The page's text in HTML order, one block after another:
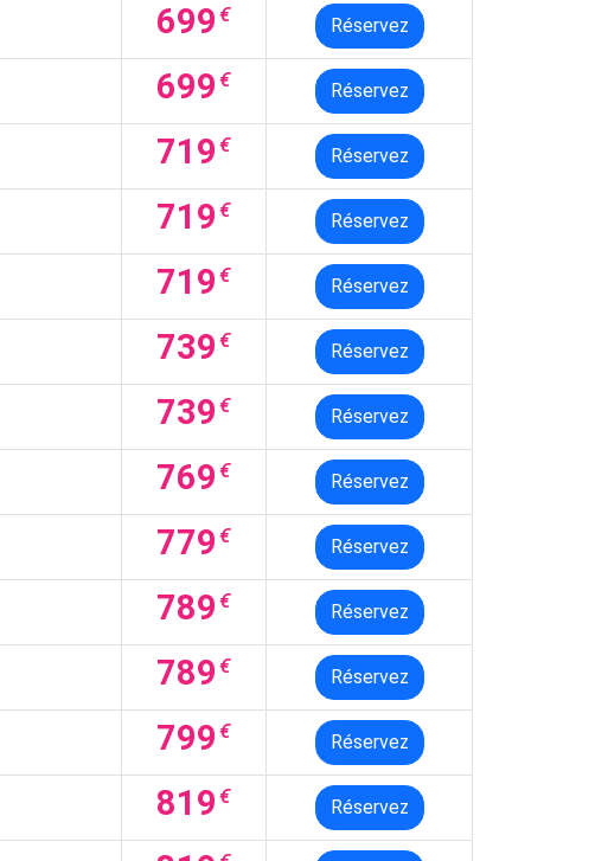
699 € Réservez
699 € Réservez
719 € Réservez
719 € Réservez
719 € Réservez
739 € Réservez
739 € Réservez
769 € Réservez
779 € Réservez
789 € Réservez
789 € Réservez
799 € Réservez
819 € Réservez